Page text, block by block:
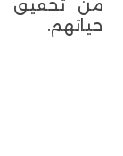
من تحقيق
حياتهم.